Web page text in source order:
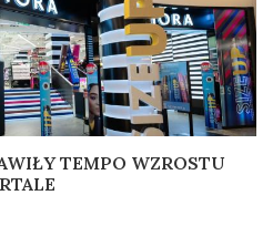
TEMPO WZROSTU